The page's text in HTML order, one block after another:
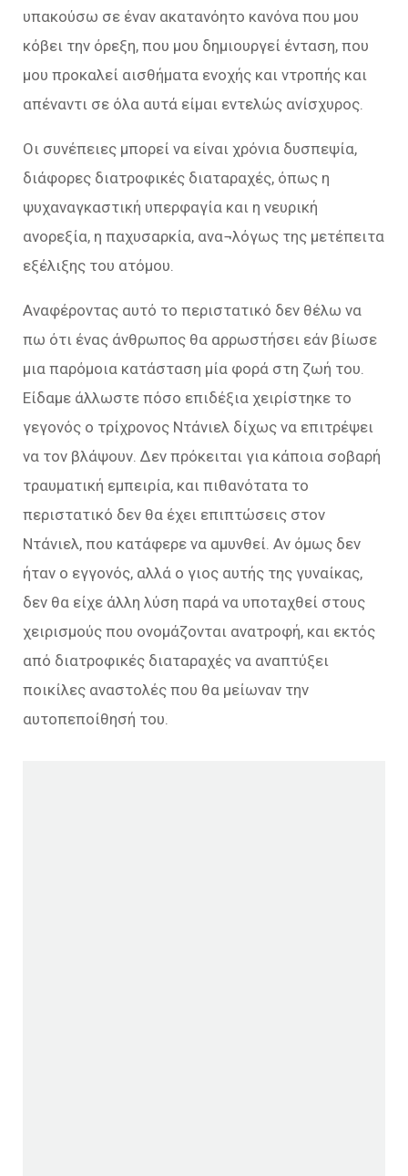
υπακούσω σε έναν ακατανόητο κανόνα που µου
κόβει την όρεξη, που µου δημιουργεί ένταση, που
µου προκαλεί αισθήματα ενοχής και ντροπής και
απέναντι σε όλα αυτά είμαι εντελώς ανίσχυρος.
Οι συνέπειες μπορεί να είναι χρόνια δυσπεψία,
διάφορες διατροφικές διαταραχές, όπως η
ψυχαναγκαστική υπερφαγία και η νευρική
ανορεξία, η παχυσαρκία, ανα¬λόγως της μετέπειτα
εξέλιξης του ατόμου.
Αναφέροντας αυτό το περιστατικό δεν θέλω να
πω ότι ένας άνθρωπος θα αρρωστήσει εάν βίωσε
μια παρόμοια κατάσταση μία φορά στη ζωή του.
Είδαμε άλλωστε πόσο επιδέξια χειρίστηκε το
γεγονός ο τρίχρονος Ντάνιελ δίχως να επιτρέψει
να τον βλάψουν. Δεν πρόκειται για κάποια σοβαρή
τραυματική εμπειρία, και πιθανότατα το
περιστατικό δεν θα έχει επιπτώσεις στον
Ντάνιελ, που κατάφερε να αμυνθεί. Αν όμως δεν
ήταν ο εγγονός, αλλά ο γιος αυτής της γυναίκας,
δεν θα είχε άλλη λύση παρά να υποταχθεί στους
χειρισμούς που ονομάζονται ανατροφή, και εκτός
από διατροφικές διαταραχές να αναπτύξει
ποικίλες αναστολές που θα μείωναν την
αυτοπεποίθησή του.